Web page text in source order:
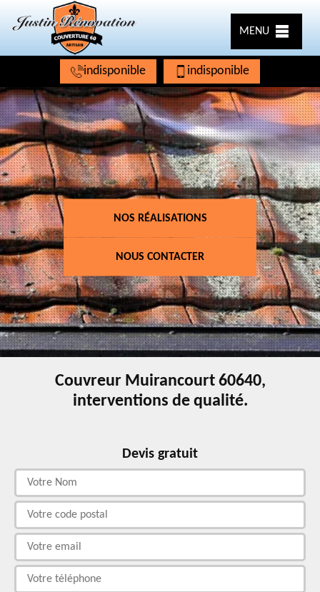
MENU
indisponible indisponible
NOS RÉALISATIONS
NOUS CONTACTER
Couvreur Muirancourt 60640,
interventions de qualité.
Devis gratuit